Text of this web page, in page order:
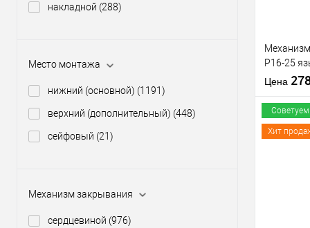
накладной (288)
Место монтажа
нижний (основной) (1191)
верхний (дополнительный) (448)
сейфовый (21)
Механизм закрывания
сердцевиной (976)
Тип товара
Тип ключа
Страна
P16-25
матовый
Цена
В
Советуем
Хит